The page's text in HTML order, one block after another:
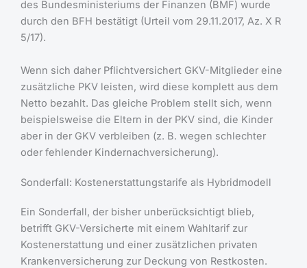
des Bundesministeriums der Finanzen (BMF) wurde
durch den BFH bestätigt (Urteil vom 29.11.2017, Az. X R
5/17).
Wenn sich daher Pflichtversichert GKV-Mitglieder eine
zusätzliche PKV leisten, wird diese komplett aus dem
Netto bezahlt. Das gleiche Problem stellt sich, wenn
beispielsweise die Eltern in der PKV sind, die Kinder
aber in der GKV verbleiben (z. B. wegen schlechter
oder fehlender Kindernachversicherung).
Sonderfall: Kostenerstattungstarife als Hybridmodell
Ein Sonderfall, der bisher unberücksichtigt blieb,
betrifft GKV-Versicherte mit einem Wahltarif zur
Kostenerstattung und einer zusätzlichen privaten
Krankenversicherung zur Deckung von Restkosten.